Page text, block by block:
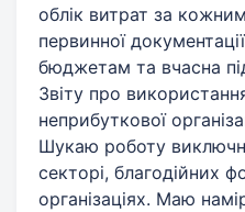
облік витрат за
первинної
бюджетам та вчасна
Звіту про
неприбуткової
Шукаю роботу
секторі, благодійних
організаціях. Маю